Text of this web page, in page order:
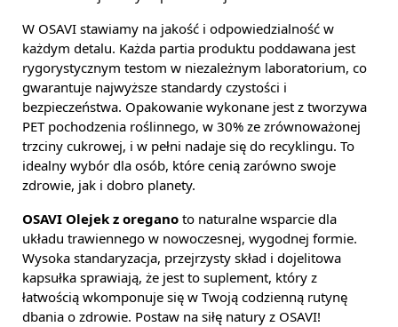
W OSAVI stawiamy na jakość i odpowiedzialność w
każdym detalu. Każda partia produktu poddawana jest
rygorystycznym testom w niezależnym laboratorium, co
gwarantuje najwyższe standardy czystości i
bezpieczeństwa. Opakowanie wykonane jest z tworzywa
PET pochodzenia roślinnego, w 30% ze zrównoważonej
trzciny cukrowej, i w pełni nadaje się do recyklingu. To
idealny wybór dla osób, które cenią zarówno swoje
zdrowie, jak i dobro planety.
OSAVI Olejek z oregano to naturalne wsparcie dla
układu trawiennego w nowoczesnej, wygodnej formie.
Wysoka standaryzacja, przejrzysty skład i dojelitowa
kapsułka sprawiają, że jest to suplement, który z
łatwością wkomponuje się w Twoją codzienną rutynę
dbania o zdrowie. Postaw na siłę natury z OSAVI!